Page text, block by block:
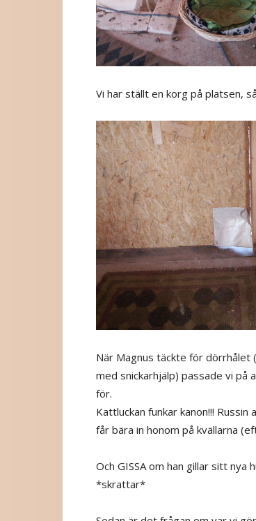
Vi har ställt en korg på platsen,
När Magnus täckte för dörrhålet
med snickarhjälp) passade vi på
för.
Kattluckan funkar kanon!!!
får bära in honom på kvällarna
Och GISSA om han gillar sitt
*skrattar*